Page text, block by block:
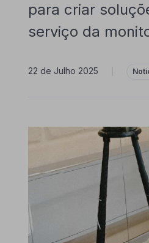
para criar
serviço da
22 de Julho 2025